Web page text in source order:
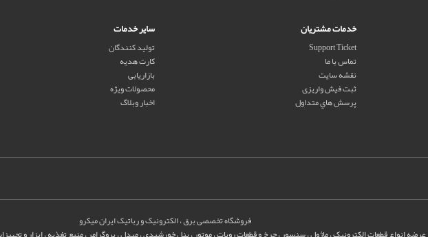
خدمات مشتریان
Support Ticket
تماس با ما
نقشه سایت
ثبت فیش واریزی
پرسش هاي متداول
سایر خدمات
تولید کنندگان
کارت هدیه
بازاریابی
محصولات ویژه
اخبار وبلاگ
فروشگاه تخصصی برق ، الکترونیک و رباتیک ایران میکرو